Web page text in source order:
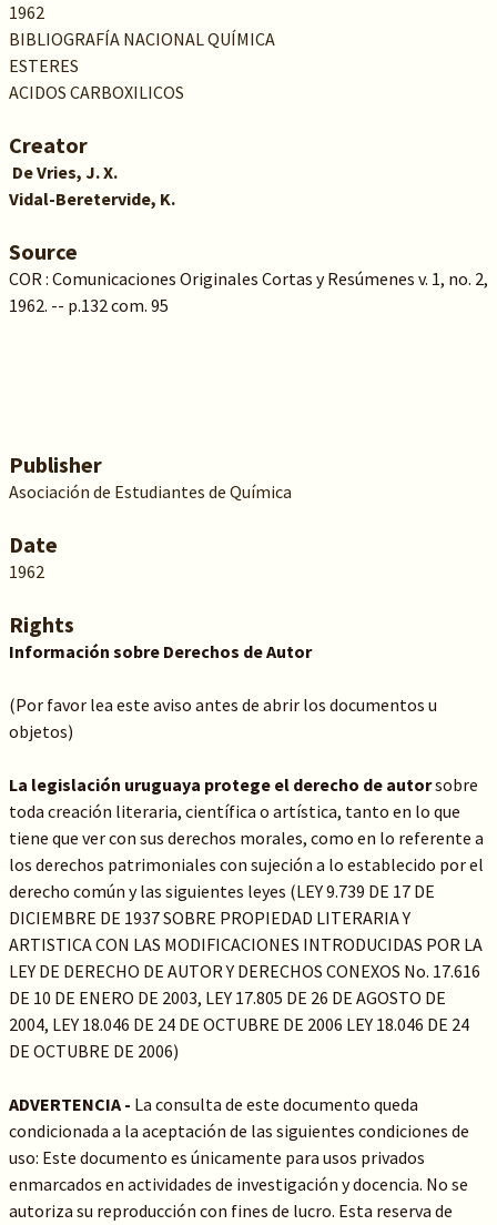
1962
BIBLIOGRAFÍA NACIONAL QUÍMICA
ESTERES
ACIDOS CARBOXILICOS
Creator
De Vries, J. X.
Vidal-Beretervide, K.
Source
COR : Comunicaciones Originales Cortas y Resúmenes v. 1, no. 2,
1962. -- p.132 com. 95
Publisher
Asociación de Estudiantes de Química
Date
1962
Rights
Información sobre Derechos de Autor
(Por favor lea este aviso antes de abrir los documentos u
objetos)
La legislación uruguaya protege el derecho de autorsobre
toda creación literaria, científica o artística, tanto en lo que
tiene que ver con sus derechos morales, como en lo referente a
los derechos patrimoniales con sujeción a lo establecido por el
derecho común y las siguientes leyes (LEY 9.739 DE 17 DE
DICIEMBRE DE 1937 SOBRE PROPIEDAD LITERARIA Y
ARTISTICA CON LAS MODIFICACIONES INTRODUCIDAS POR LA
LEY DE DERECHO DE AUTOR Y DERECHOS CONEXOS No. 17.616
DE 10 DE ENERO DE 2003, LEY 17.805 DE 26 DE AGOSTO DE
2004, LEY 18.046 DE 24 DE OCTUBRE DE 2006 LEY 18.046 DE 24
DE OCTUBRE DE 2006)
ADVERTENCIA - La consulta de este documento queda
condicionada a la aceptación de las siguientes condiciones de
uso: Este documento es únicamente para usos privados
enmarcados en actividades de investigación y docencia. No se
autoriza su reproducción con fines de lucro. Esta reserva de